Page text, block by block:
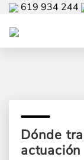
619 934 244
Dónde
actuación